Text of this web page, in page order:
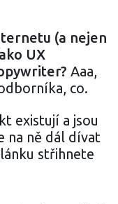
(a nejen
UX
Aaa,
co.
existují a jsou
na ně dál dívat
střihnete